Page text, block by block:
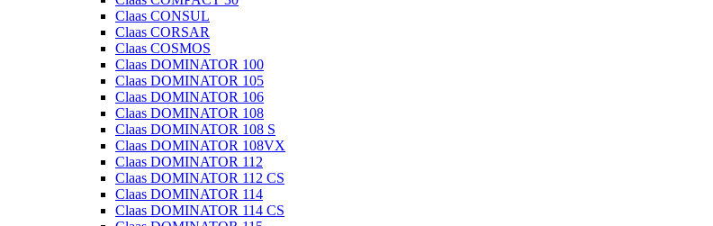
Claas CONSUL
Claas CORSAR
Claas COSMOS
Claas DOMINATOR 100
Claas DOMINATOR 105
Claas DOMINATOR 106
Claas DOMINATOR 108
Claas DOMINATOR 108 S
Claas DOMINATOR 108VX
Claas DOMINATOR 112
Claas DOMINATOR 112 CS
Claas DOMINATOR 114
Claas DOMINATOR 114 CS